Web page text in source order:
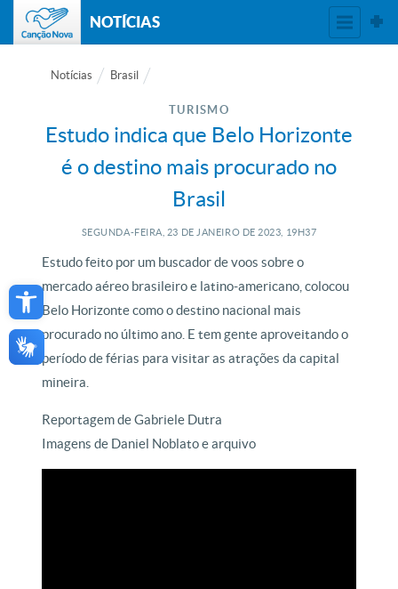
Open toolbar
NOTÍCIAS
Notícias Brasil
TURISMO
Estudo indica que Belo Horizonte
é o destino mais procurado no
Brasil
SEGUNDA-FEIRA, 23 DE JANEIRO DE 2023, 19H37
Estudo feito por um buscador de voos sobre o
mercado aéreo brasileiro e latino-americano, colocou
Belo Horizonte como o destino nacional mais
procurado no último ano. E tem gente aproveitando o
período de férias para visitar as atrações da capital
mineira.
Reportagem de Gabriele Dutra
Imagens de Daniel Noblato e arquivo